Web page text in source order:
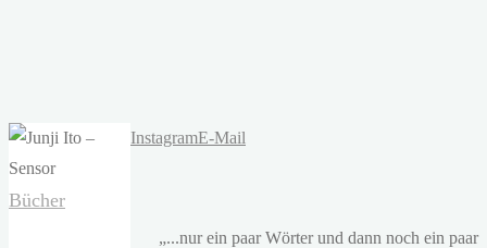
Bücher
InstagramE-Mail
„...nur ein paar Wörter und dann noch ein paar